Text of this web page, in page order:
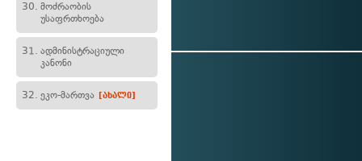
30. მოძრაობის
უსაფრთხოება
31. ადმინისტრაციული
კანონი
32. ეკო-მართვა [ახალი]